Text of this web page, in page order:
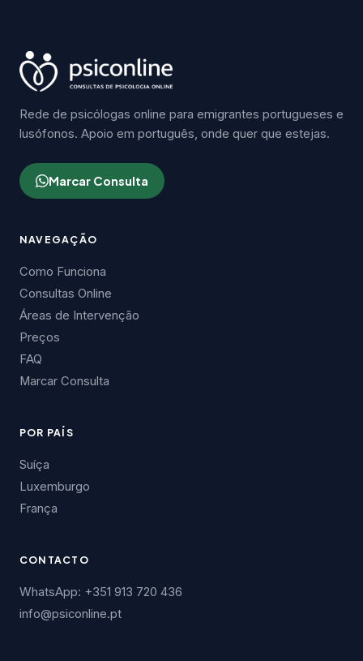
Rede de psicólogas online para emigrantes portugueses e
lusófonos. Apoio em português, onde quer que estejas.
Marcar Consulta
NAVEGAÇÃO
Como Funciona
Consultas Online
Áreas de Intervenção
Preços
FAQ
Marcar Consulta
POR PAÍS
Suíça
Luxemburgo
França
CONTACTO
WhatsApp: +351 913 720 436
info@psiconline.pt